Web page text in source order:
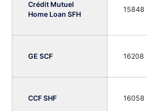
Crédit Mutuel
Home Loan SFH
15848
GE SCF 16208
CCF SHF 16058